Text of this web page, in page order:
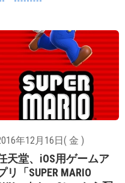
年12月16日( 金 )
天堂、iOS用ゲームア
リ「SUPER MARIO